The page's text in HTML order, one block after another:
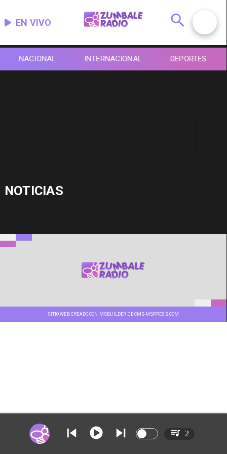
EN VIVO
NACIONAL INTERNACIONAL DEPORTES
NOTICIAS
SITIO WEB CREADO CON MSBUILDER DE CMS-MSPRESS.COM
2